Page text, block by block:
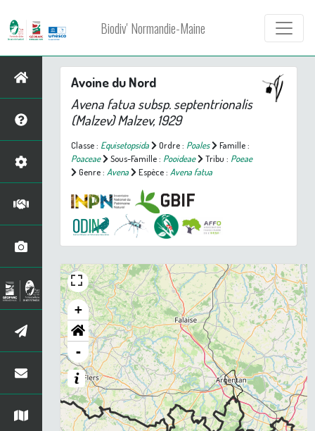
Biodiv' Normandie-Maine
Avoine du Nord
Avena fatua subsp. septentrionalis
(Malzev) Malzev, 1929
Classe : Equisetopsida Ordre : Poales
Famille :
Poaceae
Sous-Famille : Pooideae Tribu : Poeae
Genre : Avena Espèce : Avena fatua
+
-